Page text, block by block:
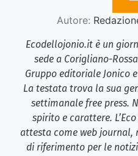
Autore:
Ecodellojonio.it è un
sede a Corigliano-
Gruppo editoriale Jonico
La testata trova la sua
settimanale free press.
spirito e carattere.
attesta come web journal,
di riferimento per le